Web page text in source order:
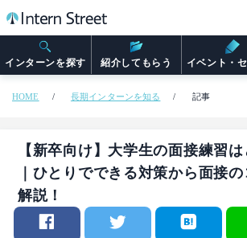
インターンを探す 紹介してもらう イベント・
HOME 長期インターンを知る 記事
【新卒向け】大学生の面接練習
｜ひとりでできる対策から面接
解説！